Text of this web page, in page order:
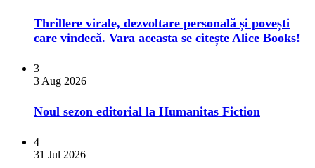
Thrillere virale, dezvoltare personală și povești
care vindecă. Vara aceasta se citește Alice Books!
3
3 Aug 2026
​Noul sezon editorial la Humanitas Fiction
4
31 Jul 2026